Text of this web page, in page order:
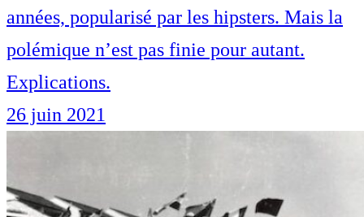
années, popularisé par les hipsters. Mais la
polémique n’est pas finie pour autant.
Explications.
26 juin 2021